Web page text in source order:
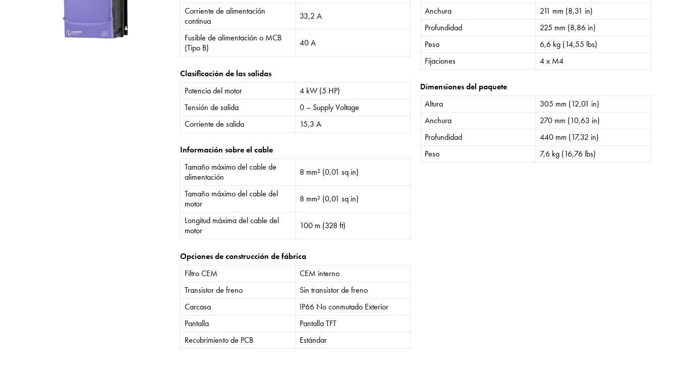
Corriente de alimentación
continua
33,2 A
Fusible de alimentación o MCB
(Tipo B)
40 A
Clasificación de las salidas
Potencia del motor
4 kW (5 HP)
Tensión de salida
0 – Supply Voltage
Corriente de salida
15,3 A
Información sobre el cable
Tamaño máximo del cable de
alimentación
8 mm² (0,01 sq in)
Tamaño máximo del cable del
motor
8 mm² (0,01 sq in)
Longitud máxima del cable del
motor
100 m (328 ft)
Opciones de construcción de fábrica
Filtro CEM
CEM interno
Transistor de freno
Sin transistor de freno
Carcasa
IP66 No conmutado Exterior
Pantalla
Pantalla TFT
Recubrimiento de PCB
Estándar
Anchura
211 mm (8,31 in)
Profundidad
225 mm (8,86 in)
Peso
6,6 kg (14,55 lbs)
Fijaciones
4 x M4
Dimensiones del paquete
Altura
305 mm (12,01 in)
Anchura
270 mm (10,63 in)
Profundidad
440 mm (17,32 in)
Peso
7,6 kg (16,76 lbs)